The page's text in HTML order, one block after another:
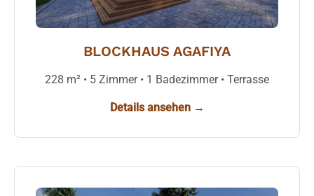
BLOCKHAUS AGAFIYA
228 m² • 5 Zimmer • 1 Badezimmer • Terrasse
Details ansehen →